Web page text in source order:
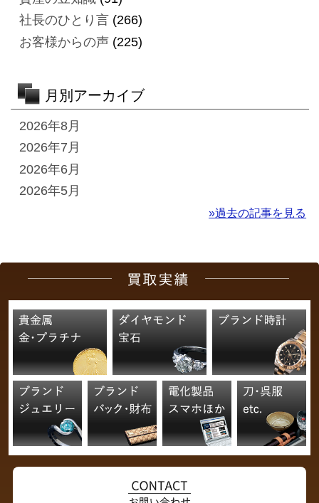
社長のひとり言(266)
お客様からの声(225)
月別アーカイブ
2026年8月
2026年7月
2026年6月
2026年5月
»過去の記事を見る